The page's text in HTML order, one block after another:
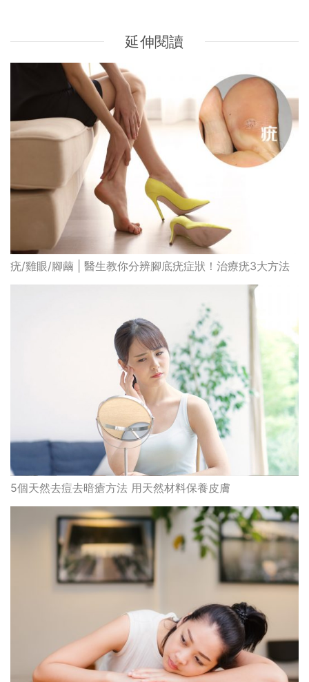
疣/雞眼/腳繭 | 醫生教你分辨腳底疣症狀！治療疣3大方法
5個天然去痘去暗瘡方法 用天然材料保養皮膚
皮膚瘜肉惹「癌」變驚魂
最高瀏覽 熱門搜索 編輯精選
消委會推薦魚油2026｜魚油補充劑評
測：4款總評達5星名單｜附1款國際
魚油標準5星認證 針對2毒物測試 均
通過消委會標準